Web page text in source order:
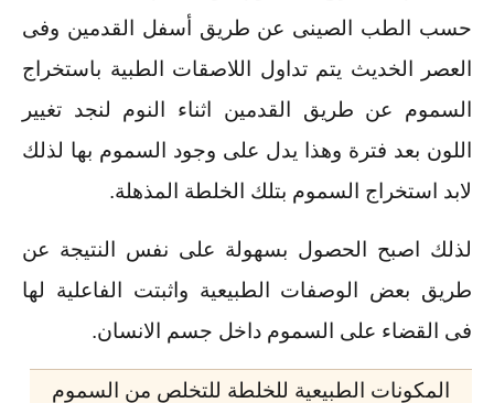
حسب الطب الصينى عن طريق أسفل القدمين وفى
العصر الخديث يتم تداول اللاصقات الطبية باستخراج
السموم عن طريق القدمين اثناء النوم لنجد تغيير
اللون بعد فترة وهذا يدل على وجود السموم بها لذلك
لابد استخراج السموم بتلك الخلطة المذهلة.
لذلك اصبح الحصول بسهولة على نفس النتيجة عن
طريق بعض الوصفات الطبيعية واثبتت الفاعلية لها
فى القضاء على السموم داخل جسم الانسان.
المكونات الطبيعية للخلطة للتخلص من السموم